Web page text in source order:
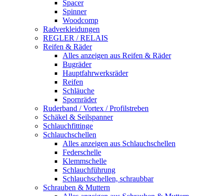
Spacer
Spinner
Woodcomp
Radverkleidungen
REGLER / RELAIS
Reifen & Räder
Alles anzeigen aus Reifen & Räder
Bugräder
Hauptfahrwerksräder
Reifen
Schläuche
Spornräder
Ruderband / Vortex / Profilstreben
Schäkel & Seilspanner
Schlauchfittinge
Schlauchschellen
Alles anzeigen aus Schlauchschellen
Federschelle
Klemmschelle
Schlauchführung
Schlauchschellen, schraubbar
Schrauben & Muttern